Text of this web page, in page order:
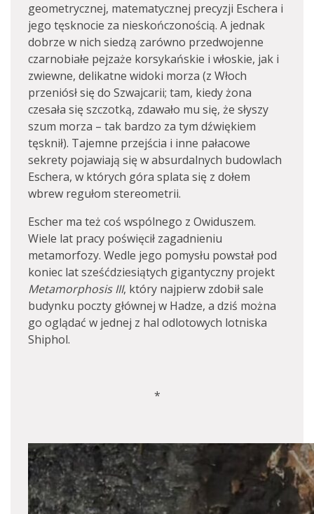
geometrycznej, matematycznej precyzji Eschera i
jego tęsknocie za nieskończonością. A jednak
dobrze w nich siedzą zarówno przedwojenne
czarnobiałe pejzaże korsykańskie i włoskie, jak i
zwiewne, delikatne widoki morza (z Włoch
przeniósł się do Szwajcarii; tam, kiedy żona
czesała się szczotką, zdawało mu się, że słyszy
szum morza – tak bardzo za tym dźwiękiem
tęsknił). Tajemne przejścia i inne pałacowe
sekrety pojawiają się w absurdalnych budowlach
Eschera, w których góra splata się z dołem
wbrew regułom stereometrii.
Escher ma też coś wspólnego z Owiduszem.
Wiele lat pracy poświęcił zagadnieniu
metamorfozy. Wedle jego pomysłu powstał pod
koniec lat sześćdziesiątych gigantyczny projekt
Metamorphosis III, który najpierw zdobił sale
budynku poczty głównej w Hadze, a dziś można
go oglądać w jednej z hal odlotowych lotniska
Shiphol.
*